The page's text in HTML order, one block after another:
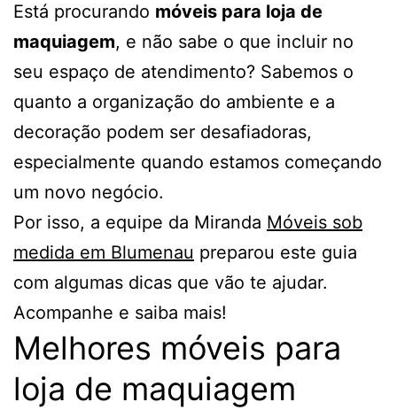
Está procurando móveis para loja de
maquiagem, e não sabe o que incluir no
seu espaço de atendimento? Sabemos o
quanto a organização do ambiente e a
decoração podem ser desafiadoras,
especialmente quando estamos começando
um novo negócio.
Por isso, a equipe da Miranda Móveis sob
medida em Blumenau preparou este guia
com algumas dicas que vão te ajudar.
Acompanhe e saiba mais!
Melhores móveis para
loja de maquiagem